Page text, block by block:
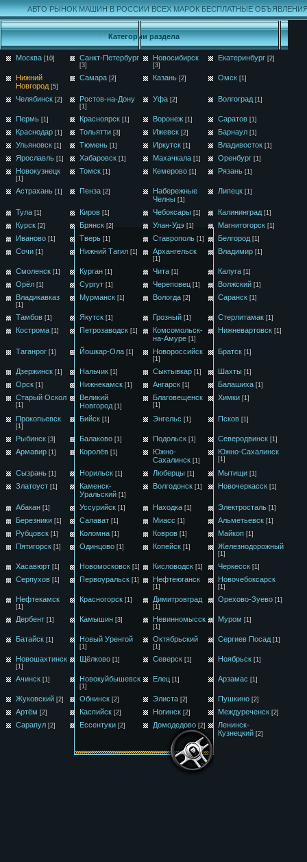
АВТО РЫНОК МАШИН В РОССИИ ВСЕХ МАРОК БЕСПЛАТНЫЕ
Категории раздела
Москва [10] Санкт-Петербург
[3]
Новосибирск
[3]
Екатеринбург [2]
Нижний
Новгород [5]
Самара [2] Казань [2] Омск [1]
Челябинск [2] Ростов-на-Дону
[1]
Уфа [2] Волгоград [1]
Пермь [1] Красноярск [1] Воронеж [1] Саратов [1]
Краснодар [1] Тольятти [3] Ижевск [2] Барнаул [1]
Ульяновск [1] Тюмень [1] Иркутск [1] Владивосток [1]
Ярославль [1] Хабаровск [1] Махачкала [1] Оренбург [1]
Новокузнецк
[1]
Томск [1] Кемерово [1] Рязань [1]
Астрахань [1] Пенза [2]
Набережные
Челны [1]
Липецк [1]
Тула [1] Киров [1] Чебоксары [1] Калининград [1]
Курск [2] Брянск [2] Улан-Удэ [1] Магнитогорск [1]
Иваново [1] Тверь [1] Ставрополь [1] Белгород [1]
Сочи [1] Нижний Тагил [1] Архангельск
[1]
Владимир [1]
Смоленск [1] Курган [1] Чита [1] Калуга [1]
Орёл [1] Сургут [1] Череповец [1] Волжский [1]
Владикавказ
[1]
Мурманск [1] Вологда [2] Саранск [1]
Тамбов [1] Якутск [1] Грозный [1] Стерлитамак [1]
Кострома [1] Петрозаводск [1]
Комсомольск-
на-Амуре [1]
Нижневартовск [1]
Таганрог [1] Йошкар-Ола [1] Новороссийск
[1]
Братск [1]
Дзержинск [1] Нальчик [1] Сыктывкар [1] Шахты [1]
Орск [1] Нижнекамск [1] Ангарск [1] Балашиха [1]
Старый Оскол
[1]
Великий
Новгород [1]
Благовещенск
[1]
Химки [1]
Прокопьевск
[1]
Бийск [1] Энгельс [1] Псков [1]
Рыбинск [3] Балаково [1] Подольск [1] Северодвинск [1]
Армавир [1] Королёв [1]
Южно-
Сахалинск [1]
Южно-Сахалинск
[1]
Сызрань [1] Норильск [1] Люберцы [1] Мытищи [1]
Златоуст [1]
Каменск-
Уральский [1]
Волгодонск [1] Новочеркасск [1]
Абакан [1] Уссурийск [1] Находка [1] Электросталь [1]
Березники [1] Салават [1] Миасс [1] Альметьевск [1]
Рубцовск [1] Коломна [1] Ковров [1] Майкоп [1]
Пятигорск [1] Одинцово [1] Копейск [1] Железнодорожный
[1]
Хасавюрт [1] Новомосковск [1] Кисловодск [1] Черкесск [1]
Серпухов [1] Первоуральск [1] Нефтеюганск
[1]
Новочебоксарск
[1]
Нефтекамск
[1]
Красногорск [1] Димитровград
[1]
Орехово-Зуево [1]
Дербент [1] Камышин [3] Невинномысск
[1]
Муром [1]
Батайск [1] Новый Уренгой
[1]
Октябрьский
[1]
Сергиев Посад [1]
Новошахтинск
[1]
Щёлково [1] Северск [1] Ноябрьск [1]
Ачинск [1] Новокуйбышевск
[1]
Елец [1] Арзамас [1]
Жуковский [2] Обнинск [2] Элиста [2] Пушкино [2]
Артём [2] Каспийск [2] Ногинск [2] Междуреченск [2]
Сарапул [2] Ессентуки [2] Домодедово [2]
Ленинск-
Кузнецкий [2]